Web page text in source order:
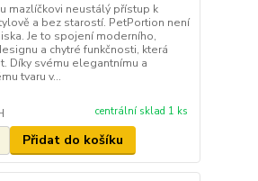
mazlíčkovi neustálý přístup k
a bez starostí. PetPortion není
Je to spojení moderního,
a chytré funkčnosti, která
Díky svému elegantnímu a
tvaru v...
centrální sklad 1 ks
Přidat do košíku